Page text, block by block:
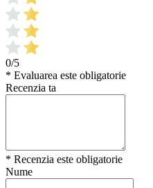
0/5
* Evaluarea este obligatorie
Recenzia ta
* Recenzia este obligatorie
Nume